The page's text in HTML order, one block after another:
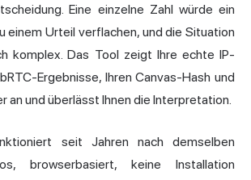
Eine einzelne Zahl würde ein
einem Urteil verflachen, und die Situation
komplex. Das Tool zeigt Ihre echte IP-
-Ergebnisse, Ihren Canvas-Hash und
an und überlässt Ihnen die Interpretation.
seit Jahren nach demselben
browserbasiert, keine Installation